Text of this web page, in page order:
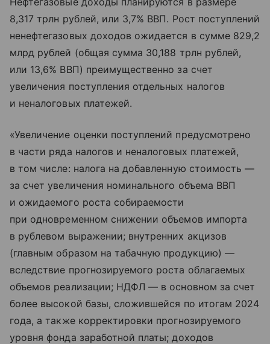
8,317 трлн рублей, или 3,7% ВВП. Рост поступлений
ненефтегазовых доходов ожидается в сумме 829,2
млрд рублей (общая сумма 30,188 трлн рублей,
или 13,6% ВВП) преимущественно за счет
увеличения поступления отдельных налогов
и неналоговых платежей.
«Увеличение оценки поступлений предусмотрено
в части ряда налогов и неналоговых платежей,
в том числе: налога на добавленную стоимость —
за счет увеличения номинального объема ВВП
и ожидаемого роста собираемости
при одновременном снижении объемов импорта
в рублевом выражении; внутренних акцизов
(главным образом на табачную продукцию) —
вследствие прогнозируемого роста облагаемых
объемов реализации; НДФЛ — в основном за счет
более высокой базы, сложившейся по итогам 2024
года, а также корректировки прогнозируемого
уровня фонда заработной платы; доходов